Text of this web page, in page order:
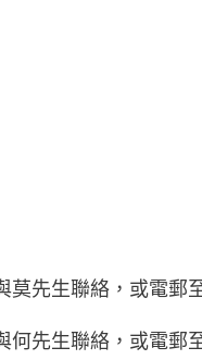
莫先生聯絡，或電郵
何先生聯絡，或電郵